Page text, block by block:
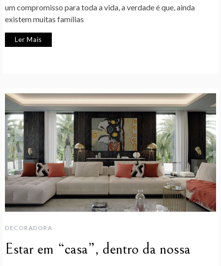
um compromisso para toda a vida, a verdade é que, ainda
existem muitas famílias
Ler Mais
DECORADORA
Estar em “casa”, dentro da nossa